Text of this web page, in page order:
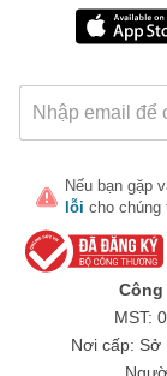
Nếu bạn gặp
lỗi cho chúng
MST:
Nơi cấp: Sở
Mã
Giảm